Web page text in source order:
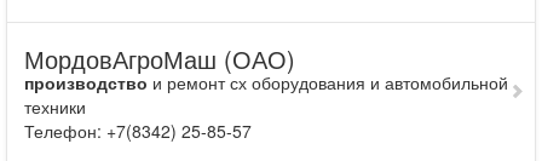
МордовАгроМаш (ОАО)
производство и ремонт сх оборудования и автомобильной
техники
Телефон: +7(8342) 25-85-57